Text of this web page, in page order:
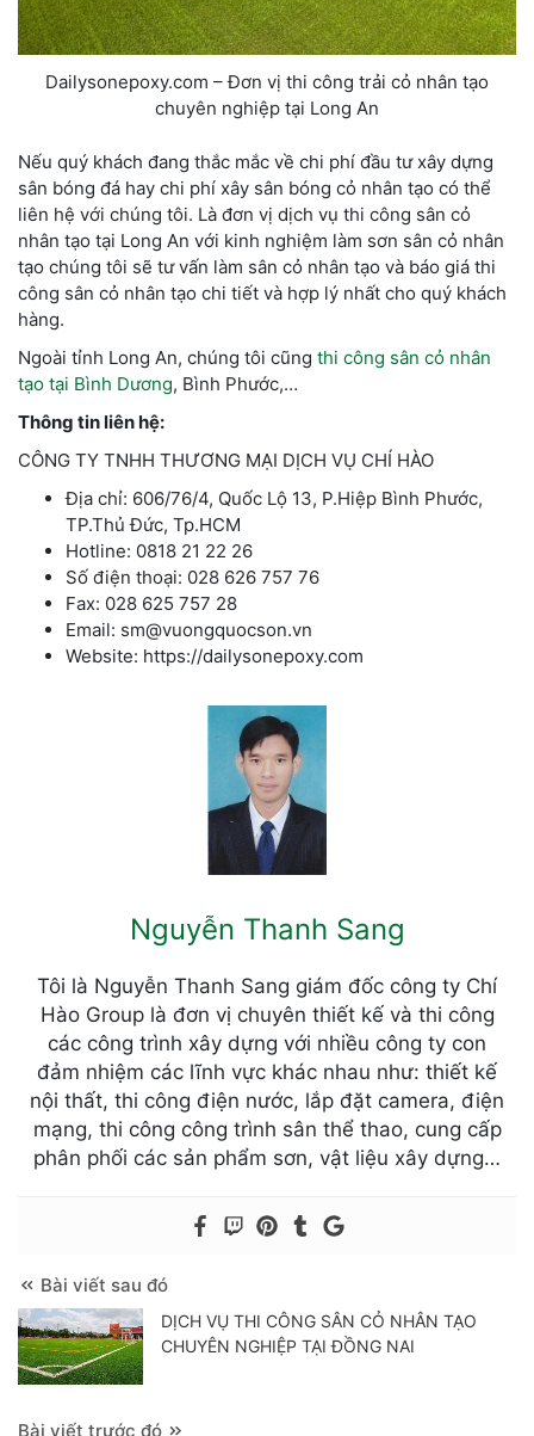
Dailysonepoxy.com – Đơn vị thi công trải cỏ nhân tạo
chuyên nghiệp tại Long An
Nếu quý khách đang thắc mắc về chi phí đầu tư xây dựng
sân bóng đá hay chi phí xây sân bóng cỏ nhân tạo có thể
liên hệ với chúng tôi. Là đơn vị dịch vụ thi công sân cỏ
nhân tạo tại Long An với kinh nghiệm làm sơn sân cỏ nhân
tạo chúng tôi sẽ tư vấn làm sân cỏ nhân tạo và báo giá thi
công sân cỏ nhân tạo chi tiết và hợp lý nhất cho quý khách
hàng.
Ngoài tỉnh Long An, chúng tôi cũng thi công sân cỏ nhân
tạo tại Bình Dương, Bình Phước,…
Thông tin liên hệ:
CÔNG TY TNHH THƯƠNG MẠI DỊCH VỤ CHÍ HÀO
Địa chỉ: 606/76/4, Quốc Lộ 13, P.Hiệp Bình Phước,
TP.Thủ Đức, Tp.HCM
Hotline: 0818 21 22 26
Số điện thoại: 028 626 757 76
Fax: 028 625 757 28
Email: sm@vuongquocson.vn
Website: https://dailysonepoxy.com
Nguyễn Thanh Sang
Tôi là Nguyễn Thanh Sang giám đốc công ty Chí
Hào Group là đơn vị chuyên thiết kế và thi công
các công trình xây dựng với nhiều công ty con
đảm nhiệm các lĩnh vực khác nhau như: thiết kế
nội thất, thi công điện nước, lắp đặt camera, điện
mạng, thi công công trình sân thể thao, cung cấp
phân phối các sản phẩm sơn, vật liệu xây dựng…
Bài viết sau đó
DỊCH VỤ THI CÔNG SÂN CỎ NHÂN TẠO
CHUYÊN NGHIỆP TẠI ĐỒNG NAI
Bài viết trước đó